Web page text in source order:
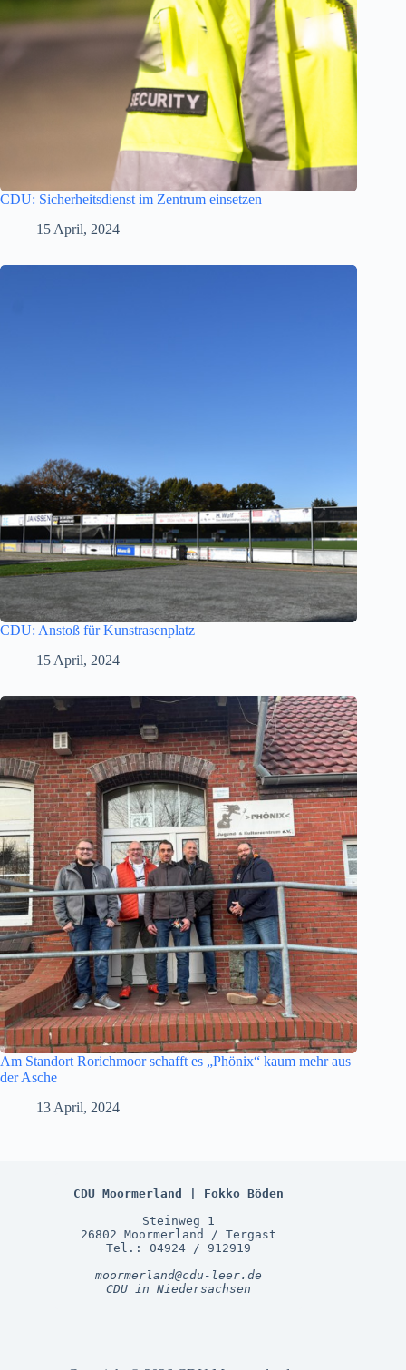
CDU: Sicherheitsdienst im Zentrum einsetzen
15 April, 2024
CDU: Anstoß für Kunstrasenplatz
15 April, 2024
Am Standort Rorichmoor schafft es „Phönix“ kaum mehr aus
der Asche
13 April, 2024
CDU Moormerland | Fokko Böden
Steinweg 1
26802 Moormerland / Tergast
Tel.: 04924 / 912919
moormerland@cdu-leer.de
CDU in Niedersachsen